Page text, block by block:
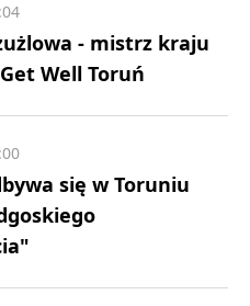
- mistrz kraju
Well Toruń
się w Toruniu